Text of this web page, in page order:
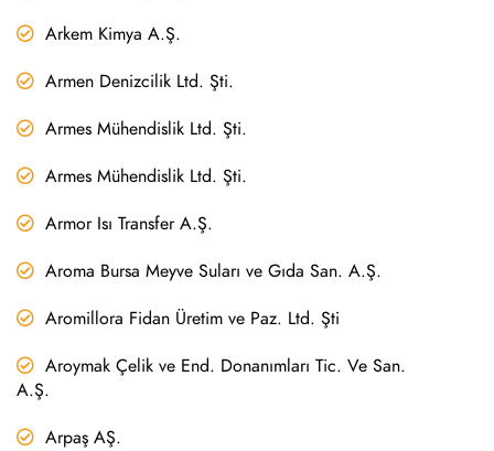
Arkem Kimya A.Ş.
Armen Denizcilik Ltd. Şti.
Armes Mühendislik Ltd. Şti.
Armes Mühendislik Ltd. Şti.
Armor Isı Transfer A.Ş.
Aroma Bursa Meyve Suları ve Gıda San. A.Ş.
Aromillora Fidan Üretim ve Paz. Ltd. Şti
Aroymak Çelik ve End. Donanımları Tic. Ve San.
A.Ş.
Arpaş AŞ.